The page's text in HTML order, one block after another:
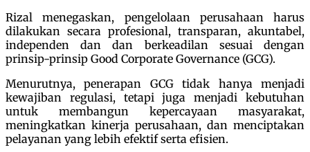
Rizal menegaskan, pengelolaan perusahaan harus
dilakukan secara profesional, transparan, akuntabel,
independen dan dan berkeadilan sesuai dengan
prinsip-prinsip Good Corporate Governance (GCG).
Menurutnya, penerapan GCG tidak hanya menjadi
kewajiban regulasi, tetapi juga menjadi kebutuhan
untuk membangun kepercayaan masyarakat,
meningkatkan kinerja perusahaan, dan menciptakan
pelayanan yang lebih efektif serta efisien.